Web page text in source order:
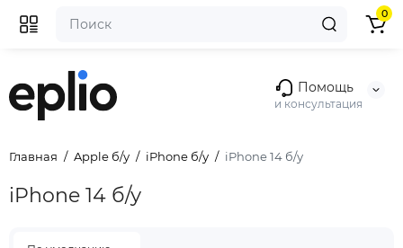
Помощь
и консультация
0
Главная Apple б/у iPhone б/у iPhone 14 б/у
iPhone 14 б/у